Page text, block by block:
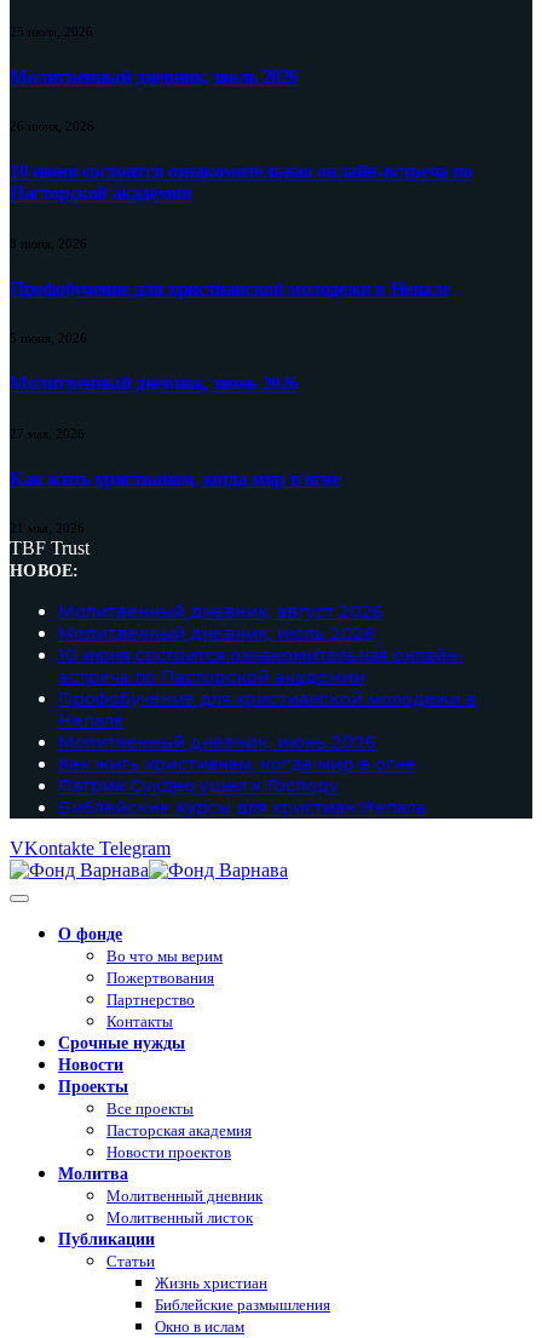
25 июля, 2026
Молитвенный дневник, июль 2026
26 июня, 2026
10 июня состоится ознакомительная онлайн-встреча по
Пасторской академии
8 июня, 2026
Профобучение для христианской молодежи в Непале
5 июня, 2026
Молитвенный дневник, июнь 2026
27 мая, 2026
Как жить христианам, когда мир в огне
21 мая, 2026
TBF Trust
НОВОЕ:
Молитвенный дневник, август 2026
Молитвенный дневник, июль 2026
10 июня состоится ознакомительная онлайн-
встреча по Пасторской академии
Профобучение для христианской молодежи в
Непале
Молитвенный дневник, июнь 2026
Как жить христианам, когда мир в огне
Патрик Сухдео ушел к Господу
Библейские курсы для христиан Непала
VKontakte Telegram
О фонде
Во что мы верим
Пожертвования
Партнерство
Контакты
Срочные нужды
Новости
Проекты
Все проекты
Пасторская академия
Новости проектов
Молитва
Молитвенный дневник
Молитвенный листок
Публикации
Статьи
Жизнь христиан
Библейские размышления
Окно в ислам